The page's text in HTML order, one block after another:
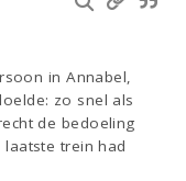
in Annabel,
zo snel als
de bedoeling
trein had